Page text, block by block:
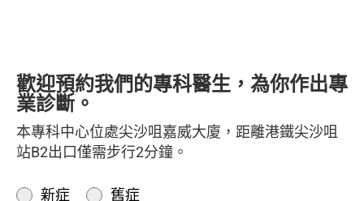
歡迎預約我們的專科醫生，為你作出專
業診斷。
本專科中心位處尖沙咀嘉威大廈，距離港鐵尖沙咀
站B2出口僅需步行2分鐘。
新症 舊症